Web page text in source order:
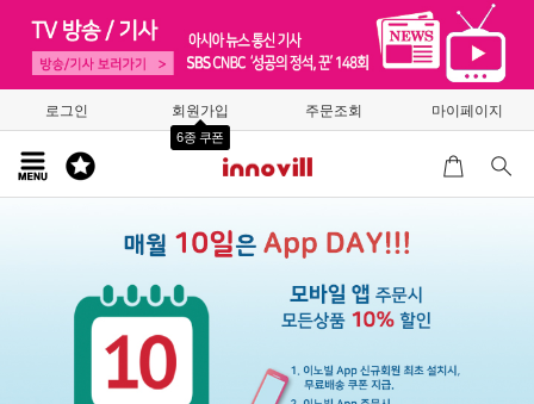
로그인 회원가입
6종 쿠폰
주문조회 마이페이지